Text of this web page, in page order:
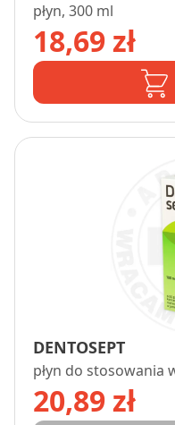
płyn, 300 ml
18,69 zł
DENTOSEPT
płyn do stosowania
20,89 zł